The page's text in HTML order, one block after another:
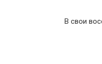
В свои